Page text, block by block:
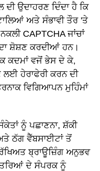
ਉਦਾਹਰਣ ਦਿੰਦਾ ਹੈ ਕਿ
ਅਤੇ ਸੰਭਾਵੀ ਤੌਰ 'ਤੇ
CAPTCHA ਜਾਂਚਾਂ
ਸ਼ੋਸ਼ਣ ਕਰਦੀਆਂ ਹਨ।
ਕਦਮਾਂ ਵਜੋਂ ਭੇਸ ਦੇ ਕੇ,
ਹੇਰਾਫੇਰੀ ਕਰਨ ਦੀ
ਵਿਗਿਆਪਨ ਮੁਹਿੰਮਾਂ
ਨੂੰ ਪਛਾਣਨਾ, ਸ਼ੱਕੀ
ਠੱਗ ਵੈੱਬਸਾਈਟਾਂ ਤੋਂ
ਬ੍ਰਾਊਜ਼ਿੰਗ ਅਨੁਭਵ
ਦੇ ਸੰਪਰਕ ਨੂੰ